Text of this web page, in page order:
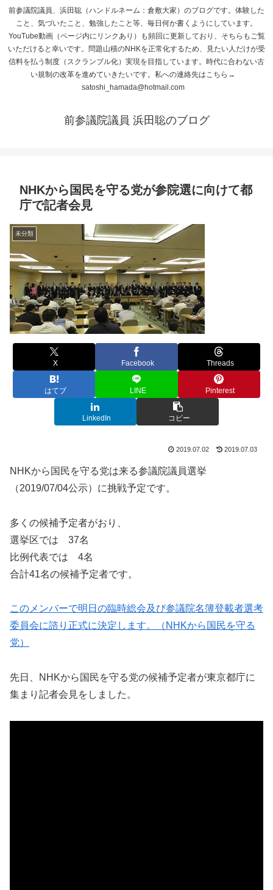
前参議院議員、浜田聡（ハンドルネーム：倉敷大家）のブログです。体験した
こと、気づいたこと、勉強したこと等、毎日何か書くようにしています。
YouTube動画（ページ内にリンクあり）も頻回に更新しており、そちらもご覧
いただけると幸いです。問題山積のNHKを正常化するため、見たい人だけが受
信料を払う制度（スクランブル化）実現を目指しています。時代に合わない古
い規制の改革を進めていきたいです。私への連絡先はこちら→
satoshi_hamada@hotmail.com
前参議院議員 浜田聡のブログ
NHKから国民を守る党が参院選に向けて都
庁で記者会見
未分類
X Facebook Threads
はてブ LINE Pinterest
LinkedIn コピー
2019.07.02 2019.07.03
NHKから国民を守る党は来る参議院議員選挙
（2019/07/04公示）に挑戦予定です。
多くの候補予定者がおり、
選挙区では 37名
比例代表では 4名
合計41名の候補予定者です。
このメンバーで明日の臨時総会及び参議院名簿登載者選考
委員会に諮り正式に決定します。（NHKから国民を守る
党）
先日、NHKから国民を守る党の候補予定者が東京都庁に
集まり記者会見をしました。